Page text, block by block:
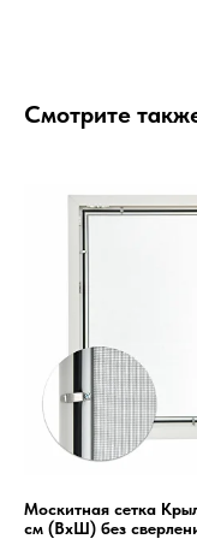
Смотрите
Москитная сетка
см (ВхШ) без